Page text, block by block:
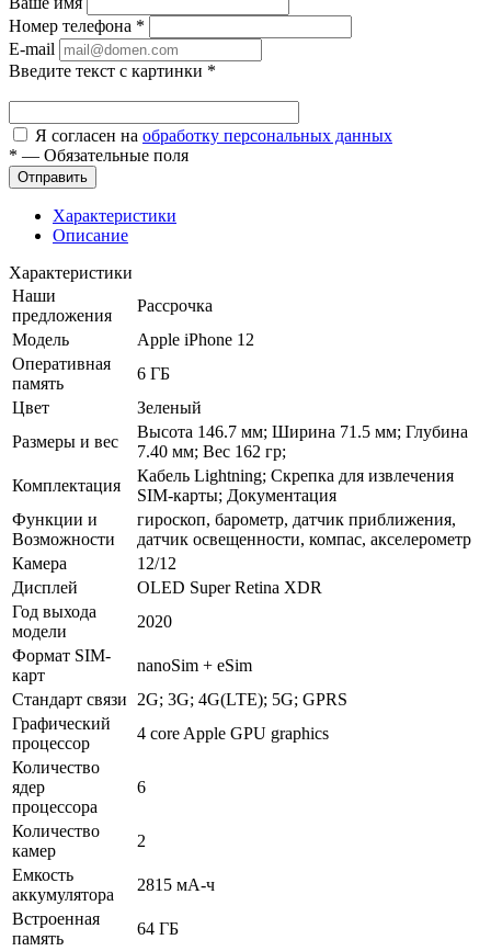
Номер телефона *
E-mail
Введите текст с картинки *
Я согласен на обработку персональных данных
* — Обязательные поля
Характеристики
Описание
Характеристики
Наши
предложения
Рассрочка
Модель
Apple iPhone 12
Оперативная
память
6 ГБ
Цвет
Зеленый
Размеры и вес
Высота 146.7 мм; Ширина 71.5 мм; Глубина
7.40 мм; Вес 162 гр;
Комплектация
Кабель Lightning; Скрепка для извлечения
SIM-карты; Документация
Функции и
Возможности
гироскоп, барометр, датчик приближения,
датчик освещенности, компас, акселерометр
Камера
12/12
Дисплей
OLED Super Retina XDR
Год выхода
модели
2020
Формат SIM-
карт
nanoSim + eSim
Стандарт связи
2G; 3G; 4G(LTE); 5G; GPRS
Графический
процессор
4 core Apple GPU graphics
Количество
ядер
процессора
6
Количество
камер
2
Емкость
аккумулятора
2815 мА-ч
Встроенная
память
64 ГБ